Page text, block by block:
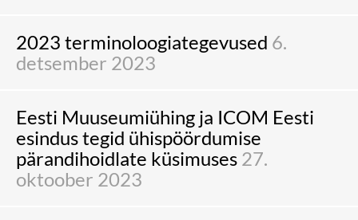
2023 terminoloogiategevused 6.
detsember 2023
Eesti Muuseumiühing ja ICOM Eesti
esindus tegid ühispöördumise
pärandihoidlate küsimuses 27.
oktoober 2023